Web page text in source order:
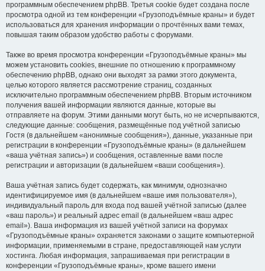
программным обеспечением phpBB. Третья cookie будет создана после
просмотра одной из тем конференции «Грузоподъёмные краны» и будет
использоваться для хранения информации о прочтённых вами темах,
повышая таким образом удобство работы с форумами.
Также во время просмотра конференции «Грузоподъёмные краны» мы
можем установить cookies, внешние по отношению к программному
обеспечению phpBB, однако они выходят за рамки этого документа,
целью которого является рассмотрение страниц, созданных
исключительно программным обеспечением phpBB. Вторым источником
получения вашей информации являются данные, которые вы
отправляете на форум. Этими данными могут быть, но не исчерпываются,
следующие данные: сообщения, размещённые под учётной записью
Гостя (в дальнейшем «анонимные сообщения»), данные, указанные при
регистрации в конференции «Грузоподъёмные краны» (в дальнейшем
«ваша учётная запись») и сообщения, оставленные вами после
регистрации и авторизации (в дальнейшем «ваши сообщения»).
Ваша учётная запись будет содержать, как минимум, однозначно
идентифицируемое имя (в дальнейшем «ваше имя пользователя»),
индивидуальный пароль для входа под вашей учётной записью (далее
«ваш пароль») и реальный адрес email (в дальнейшем «ваш адрес
email»). Ваша информация из вашей учётной записи на форумах
«Грузоподъёмные краны» охраняется законами о защите компьютерной
информации, применяемыми в стране, предоставляющей нам услуги
хостинга. Любая информация, запрашиваемая при регистрации в
конференции «Грузоподъёмные краны», кроме вашего имени